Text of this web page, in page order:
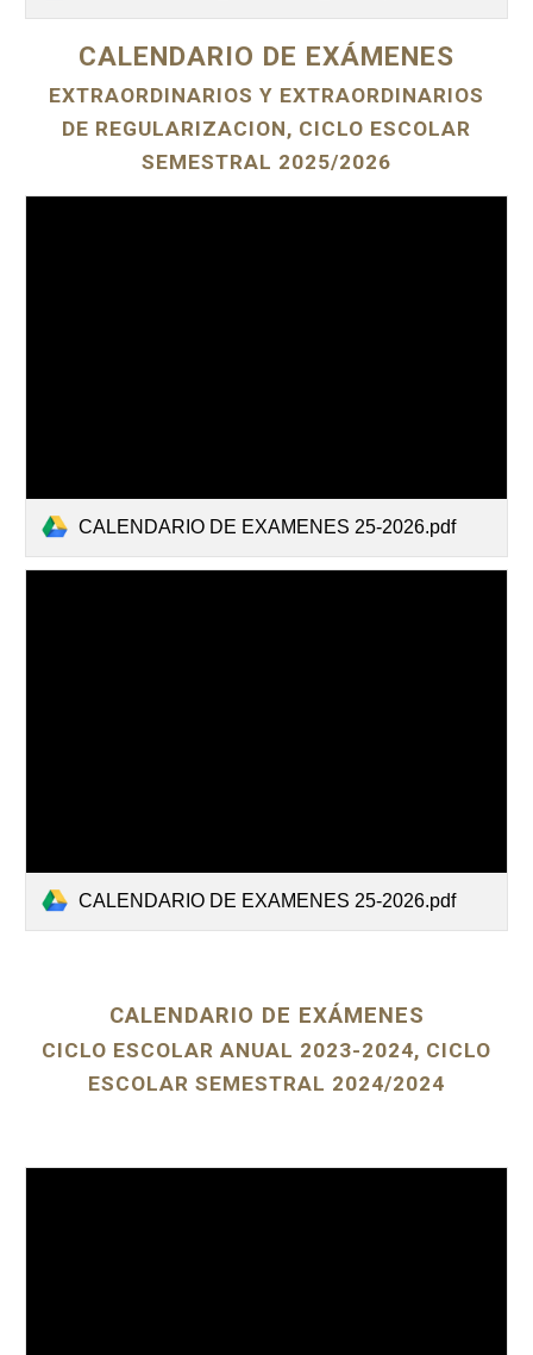
CALENDARIO DE EXÁMENES
EXTRAORDINARIOS Y EXTRAORDINARIOS
DE REGULARIZACION, CICLO ESCOLAR
SEMESTRAL 2025/2026
CALENDARIO DE EXAMENES 25-2026.pdf
CALENDARIO DE EXAMENES 25-2026.pdf
CALENDARIO DE EXÁMENES
CICLO ESCOLAR ANUAL 2023-2024, CICLO
ESCOLAR SEMESTRAL 2024/2024